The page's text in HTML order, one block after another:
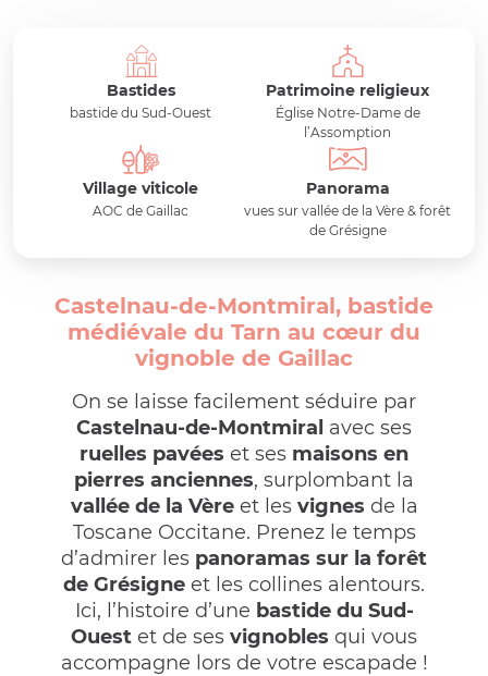
Bastides
bastide du Sud-Ouest
Patrimoine religieux
Église Notre-Dame de
l’Assomption
Village viticole
AOC de Gaillac
Panorama
vues sur vallée de la Vère & forêt
de Grésigne
Castelnau-de-Montmiral, bastide
médiévale du Tarn au cœur du
vignoble de Gaillac
On se laisse facilement séduire par
Castelnau-de-Montmiral avec ses
ruelles pavées et ses maisons en
pierres anciennes, surplombant la
vallée de la Vèreet les vignes de la
Toscane Occitane. Prenez le temps
d’admirer les panoramas sur la forêt
de Grésigne et les collines alentours.
Ici, l’histoire d’une bastide du Sud-
Ouest et de ses vignobles qui vous
accompagne lors de votre escapade !